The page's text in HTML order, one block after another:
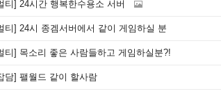
티] 24시간 행복한수용소 서버
티] 24시 종겜서버에서 같이 게임하실 분
티] 목소리 좋은 사람들하고 게임하실분?!
담] 팰월드 같이 할사람